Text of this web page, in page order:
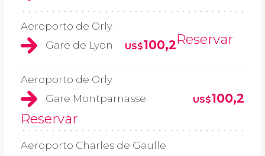
Aeroporto de Orly
Gare de Lyon
US$100,2Reservar
Aeroporto de Orly
Gare Montparnasse
US$100,2
Reservar
Aeroporto Charles de Gaulle